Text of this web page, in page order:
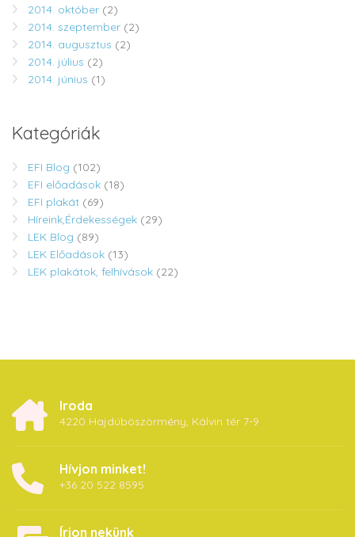
2014. október (2)
2014. szeptember (2)
2014. augusztus (2)
2014. július (2)
2014. június (1)
Kategóriák
EFI Blog (102)
EFI előadások (18)
EFI plakát (69)
Híreink,Érdekességek (29)
LEK Blog (89)
LEK Előadások (13)
LEK plakátok, felhívások (22)
Iroda
4220 Hajdúböszörmény, Kálvin tér 7-9
Hívjon minket!
+36 20 522 8595
Írjon nekünk